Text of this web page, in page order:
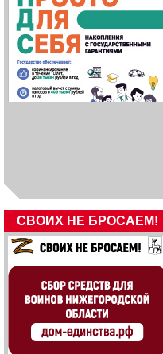
СВОИХ НЕ БРОСАЕМ!